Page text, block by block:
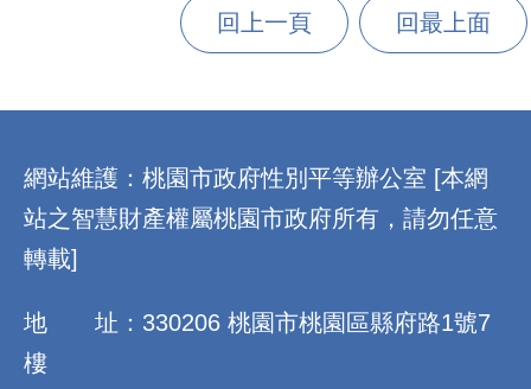
回上一頁 回最上面
網站維護：桃園市政府性別平等辦公室 [本網
站之智慧財產權屬桃園市政府所有，請勿任意
轉載]
地 址：330206 桃園市桃園區縣府路1號7
樓